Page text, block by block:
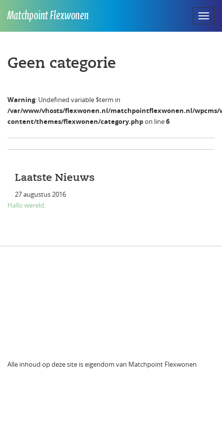
Toggle
Matchpoint Flexwonen
Geen categorie
Warning: Undefined variable $term in
/var/www/vhosts/flexwonen.nl/matchpointflexwonen.nl/wpcms/
content/themes/flexwonen/category.phpon line6
Laatste Nieuws
27 augustus 2016
Hallo wereld.
Alle inhoud op deze site is eigendom van Matchpoint Flexwonen